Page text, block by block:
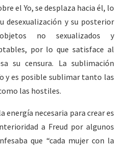
el Yo, se desplaza hacia él, lo
desexualización y su posterior
no sexualizados y
por lo que satisface al
su censura. La sublimación
y es posible sublimar tanto las
las hostiles.
energía necesaria para crear es
a Freud por algunos
que “cada mujer con la